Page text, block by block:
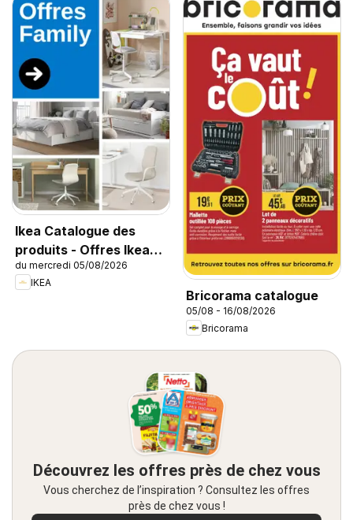
Ikea Catalogue des
produits - Offres Ikea
Family
du mercredi 05/08/2026
IKEA
Bricorama catalogue
05/08 - 16/08/2026
Bricorama
Découvrez les offres près de chez vous
Vous cherchez de l’inspiration ? Consultez les offres
près de chez vous !